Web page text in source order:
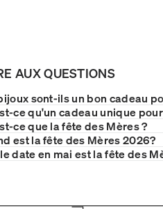
AUX QUESTIONS
sont-ils un bon cadeau
ce qu'un cadeau unique
ce que la fête des Mères ?
est la fête des Mères 2026?
date en mai est la fête des